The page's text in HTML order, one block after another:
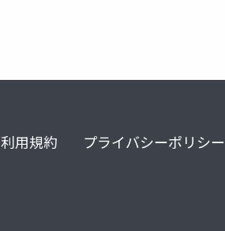
利用規約 プライバシーポリシー